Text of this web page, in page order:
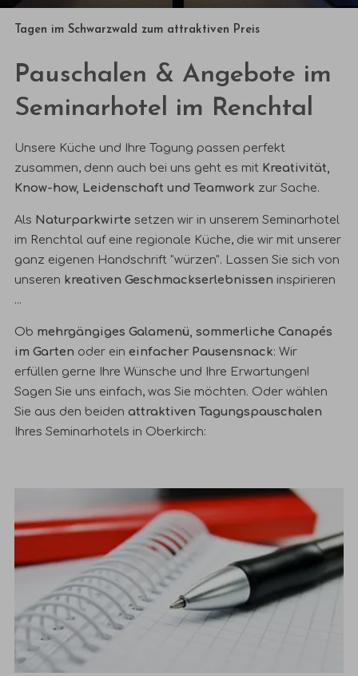
Tagen im Schwarzwald zum attraktiven Preis
Pauschalen & Angebote im
Seminarhotel im Renchtal
Unsere Küche und Ihre Tagung passen perfekt
zusammen, denn auch bei uns geht es mit Kreativität,
Know-how, Leidenschaft und Teamwork zur Sache.
Als Naturparkwirte setzen wir in unserem Seminarhotel
im Renchtal auf eine regionale Küche, die wir mit unserer
ganz eigenen Handschrift "würzen". Lassen Sie sich von
unseren kreativen Geschmackserlebnissen inspirieren
...
Ob mehrgängiges Galamenü, sommerliche Canapés
im Garten oder eineinfacher Pausensnack: Wir
erfüllen gerne Ihre Wünsche und Ihre Erwartungen!
Sagen Sie uns einfach, was Sie möchten. Oder wählen
Sie aus den beidenattraktiven Tagungspauschalen
Ihres Seminarhotels in Oberkirch: